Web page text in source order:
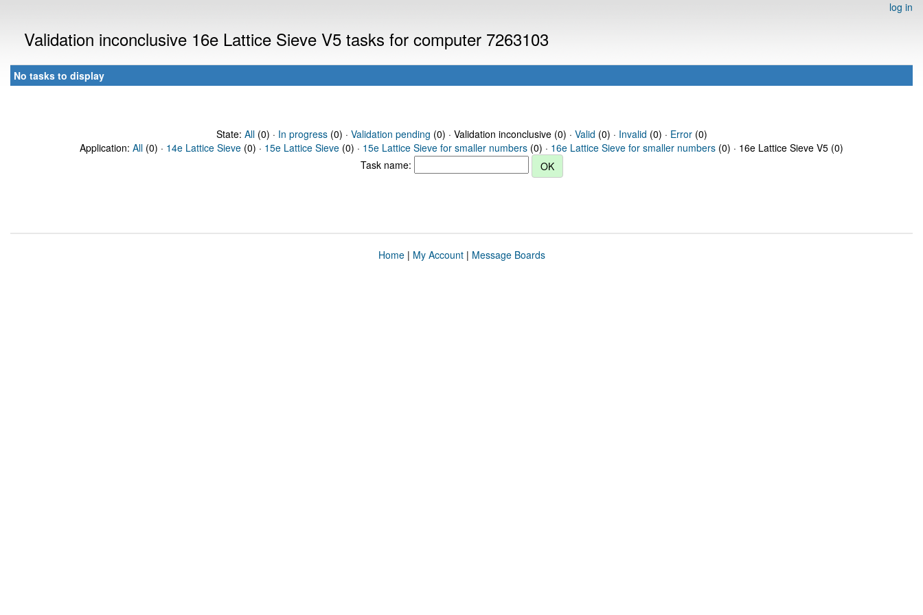
log in
Validation inconclusive 16e Lattice Sieve V5 tasks for computer 7263103
No tasks to display
State: All(0) · In progress(0) · Validation pending (0) · Validation inconclusive (0) · Valid (0) · Invalid (0) · Error(0)
Application: All (0) · 14e Lattice Sieve (0) · 15e Lattice Sieve (0) · 15e Lattice Sieve for smaller numbers (0) · 16e Lattice Sieve for smaller numbers (0) · 16e Lattice Sieve V5 (0)
Task name:
Home| My Account| Message Boards